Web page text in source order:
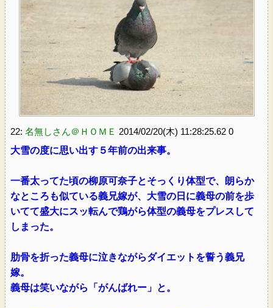
22: 名無しさん＠ＨＯＭＥ 2014/02/20(木) 11:28:25.62 0
大雪の度に思い出す５年前の出来事。
一番太ってた頃の柳原可奈子とそっくり体型で、朗らか
なところも似ている義兄嫁が、大雪の日に義母の前を歩
いてて盛大にスッ転んで鶏がら体型の義母をプレスして
しまった。
肋骨を折った義母に泣きながらダイエットを誓う義兄
嫁。
義母は笑いながら「がんばれー」と。